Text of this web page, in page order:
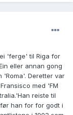
'ferge' til Riga for
eller annan gong
'Roma'. Deretter var
med 'FM
reiste til
han for for godt i